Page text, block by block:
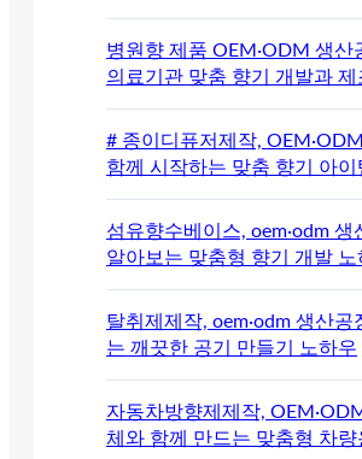
병원향 제품 OEM·ODM 생산
의료기관 맞춤 향기 개발과 제
# 종이디퓨저제작,
함께 시작하는 맞춤 향기 아이
섬유향수베이스, oem·odm 생
알아보는 맞춤형 향기 개발 노
탈취제제작, oem·odm 생산
는 깨끗한 공기 만들기 노하우
자동차방향제제작,
체와 함께 만드는 맞춤형 차량